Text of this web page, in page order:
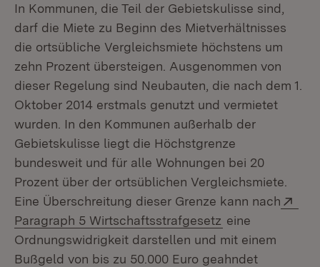
In Kommunen, die Teil der Gebietskulisse sind,
darf die Miete zu Beginn des Mietverhältnisses
die ortsübliche Vergleichsmiete höchstens um
zehn Prozent übersteigen. Ausgenommen von
dieser Regelung sind Neubauten, die nach dem 1.
Oktober 2014 erstmals genutzt und vermietet
wurden. In den Kommunen außerhalb der
Gebietskulisse liegt die Höchstgrenze
bundesweit und für alle Wohnungen bei 20
Prozent über der ortsüblichen Vergleichsmiete.
Eine Überschreitung dieser Grenze kann nach
Paragraph 5 Wirtschaftsstrafgesetz (Öffnet in
eine
Ordnungswidrigkeit darstellen und mit einem
Bußgeld von bis zu 50.000 Euro geahndet